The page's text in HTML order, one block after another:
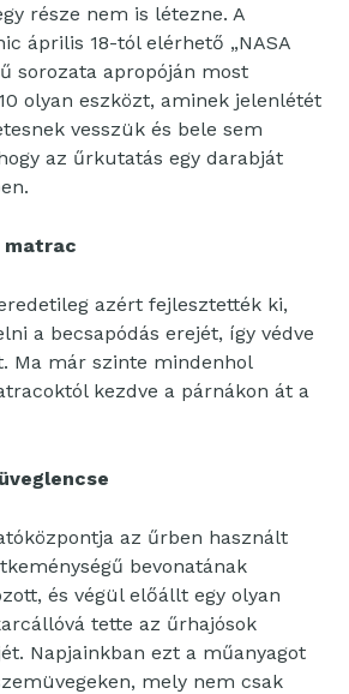
része nem is létezne. A
április 18-tól elérhető „NASA
sorozata apropóján most
olyan eszközt, aminek jelenlétét
vesszük és bele sem
az űrkutatás egy darabját
matrac
azért fejlesztették ki,
a becsapódás erejét, így védve
Ma már szinte mindenhol
kezdve a párnákon át a
az űrben használt
bevonatának
és végül előállt egy olyan
tette az űrhajósok
Napjainkban ezt a műanyagot
mely nem csak